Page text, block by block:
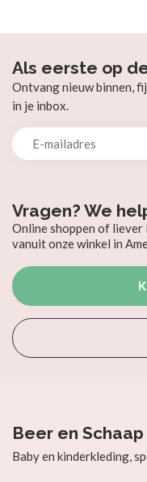
Vragen? We
Online shoppen of liever
vanuit onze winkel in
Als eerste op
Ontvang nieuw binnen,
in je inbox.
Beer en Schaap
Baby en kinderkleding,